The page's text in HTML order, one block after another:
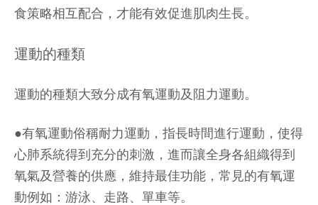
食策略相互配合，才能有效促進肌肉生長。
運動的種類
運動的種類大致分成有氧運動及阻力運動。
●有氧運動俗稱耐力運動，指長時間進行運動，使得
心肺系統得到充分的刺激，進而讓全身各組織得到
氧氣及營養的供應，維持最佳功能，常見的有氧運
動例如：游泳、走路、單車等。